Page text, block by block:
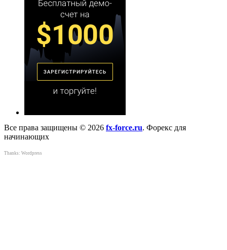
Все права защищены © 2026 fx-force.ru. Форекс для
начинающих
Thanks: Wordpress